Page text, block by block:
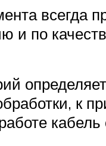
всегда
и по
к